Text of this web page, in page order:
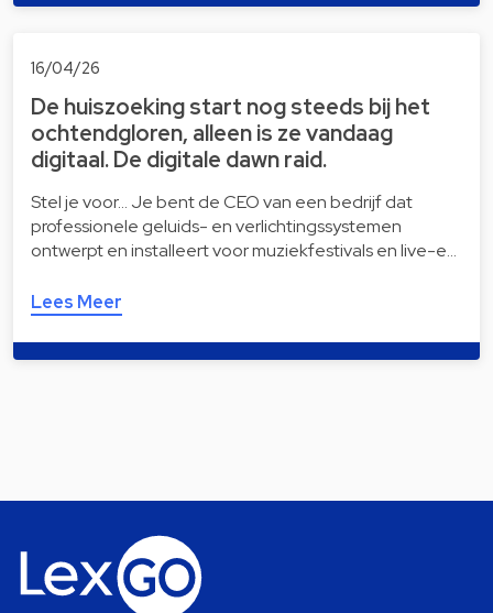
16/04/26
De huiszoeking start nog steeds bij het
ochtendgloren, alleen is ze vandaag
digitaal. De digitale dawn raid.
Stel je voor… Je bent de CEO van een bedrijf dat
professionele geluids- en verlichtingssystemen
ontwerpt en installeert voor muziekfestivals en live-e…
Lees Meer